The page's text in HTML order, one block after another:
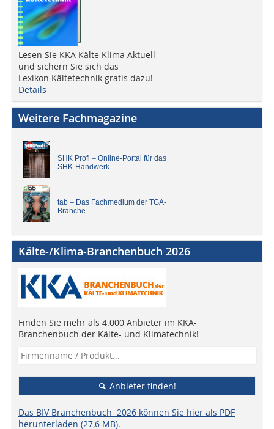
Lesen Sie KKA Kälte Klima Aktuell
und sichern Sie sich das
Lexikon Kältetechnik gratis dazu!
Details
Weitere Fachmagazine
SHK Profi – Online-Portal für das
SHK-Handwerk
tab – Das Fachmedium der TGA-
Branche
Kälte-/Klima-Branchenbuch 2026
Finden Sie mehr als 4.000 Anbieter im KKA-
Branchenbuch der Kälte- und Klimatechnik!
Anbieter finden!
Das BIV Branchenbuch 2026 können Sie hier als PDF
herunterladen (27,6 MB).